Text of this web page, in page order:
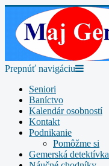
Prepnúť navigáciu
Seniori
Baníctvo
Kalendár osobností
Kontakt
Podnikanie
Pomôžme si
Gemerská detektívka